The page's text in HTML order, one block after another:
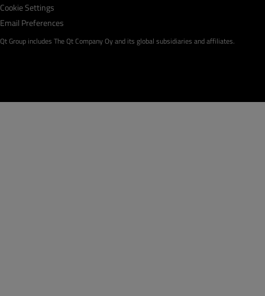
Cookie Settings
Email Preferences
Qt Group includes The Qt Company Oy and its global subsidiaries and affiliates.